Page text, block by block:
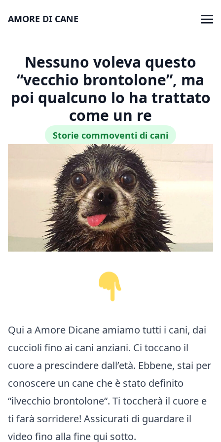
AMORE DI CANE
Nessuno voleva questo
“vecchio brontolone”, ma
poi qualcuno lo ha trattato
come un re
Storie commoventi di cani
Qui a Amore Dicane amiamo tutti i cani, dai
cuccioli fino ai cani anziani. Ci toccano il
cuore a prescindere dall’età. Ebbene, stai per
conoscere un cane che è stato definito
“ilvecchio brontolone“. Ti toccherà il cuore e
ti farà sorridere! Assicurati di guardare il
video fino alla fine qui sotto.